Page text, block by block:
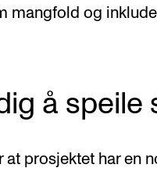
mangfold og
å speile
at prosjektet har en